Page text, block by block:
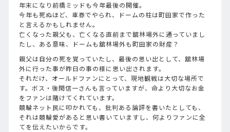
年末になり前橋ミッドも今年最後の開催。
今年も死ぬほど、車券でやられ、ドームの柱は町田家で作った
と言えるかもしれません。
亡くなった親父も、亡くなる直前まで舘林場外に通っていまし
たし、ある意味、ドームも舘林場外も町田家の財産？
親父は自分の死を覚っていたし、最後の思い出として、舘林場
外に行った事が昨日の事の様に思い出されます。
それだけ、オールドファンにとって、現地観戦は大切な場所で
す。ボス・後閑信一さんも言っていますが、命より大切なお金
をファンは賭けてくれています。
競輪ネット民に叩かれても、批判ある論評を書いたとしても、
それは競輪愛があると思い書いていますし、何よりファンに全
てを伝えたいからです。